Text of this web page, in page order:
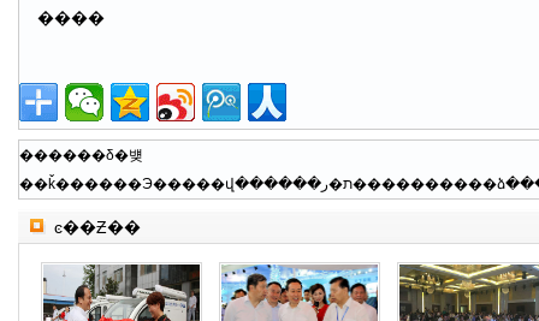
����
������δ�뱾
ͼ��Ƶ��